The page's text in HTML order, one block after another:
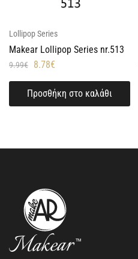
Lollipop Series
Makear Lollipop Series nr.513
9.99€ 8.78€
Προσθήκη στο καλάθι